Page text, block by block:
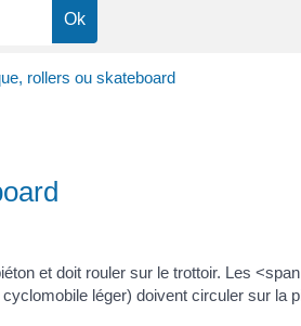
rollers ou skateboard
et doit rouler sur le trottoir. Les
léger) doivent circuler sur la